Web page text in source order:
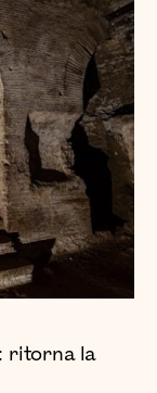
ritorna la